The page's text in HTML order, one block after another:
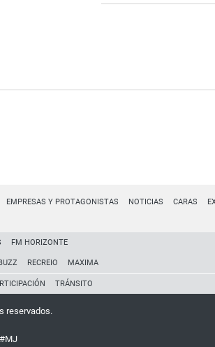
EMPRESAS Y PROTAGONISTAS NOTICIAS CARAS
FM HORIZONTE
RECREIO MAXIMA
TRÁNSITO
reservados.